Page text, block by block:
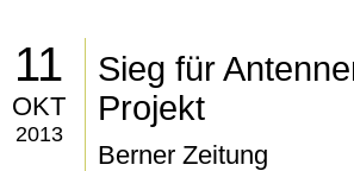
11
OKT
2013
Sieg für
Projekt
Berner Zeitung